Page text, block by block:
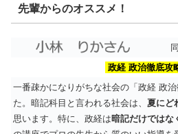
先輩からのオススメ！
政経 政治徹底攻
一番疎かになりがちな社会の「政経 政
た。暗記科目と言われる社会は、 夏にど
思います。特に、政経は 暗記だけではな